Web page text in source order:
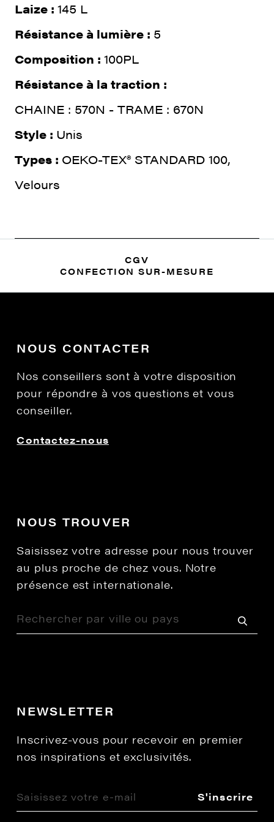
Laize : 145 L
Résistance à lumière : 5
Composition : 100PL
Résistance à la traction :
CHAINE : 570N - TRAME : 670N
Style : Unis
Types : OEKO-TEX® STANDARD 100,
Velours
CGV
CONFECTION SUR-MESURE
NOUS CONTACTER
Nos conseillers sont à votre disposition
pour répondre à vos questions et vous
conseiller.
Contactez-nous
NOUS TROUVER
Saisissez votre adresse pour nous trouver
au plus proche de chez vous. Notre
présence est internationale.
NEWSLETTER
Inscrivez-vous pour recevoir en premier
nos inspirations et exclusivités.
S'inscrire